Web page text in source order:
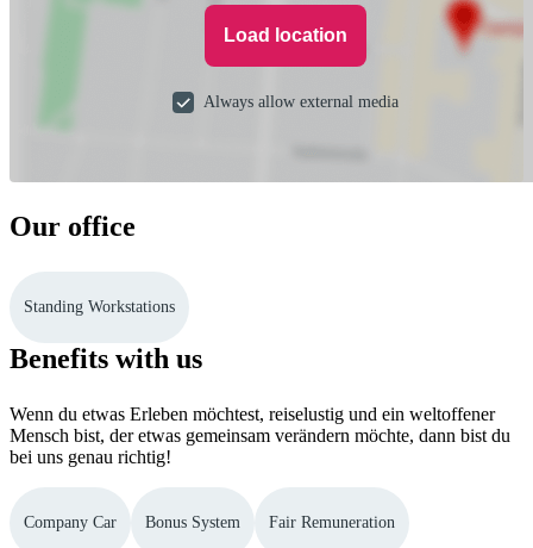
Load location
Always allow external media
Our office
Standing Workstations
Benefits with us
Wenn du etwas Erleben möchtest, reiselustig und ein weltoffener
Mensch bist, der etwas gemeinsam verändern möchte, dann bist du
bei uns genau richtig!
Company Car Bonus System Fair Remuneration